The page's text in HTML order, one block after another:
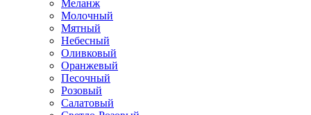
Меланж
Молочный
Мятный
Небесный
Оливковый
Оранжевый
Песочный
Розовый
Салатовый